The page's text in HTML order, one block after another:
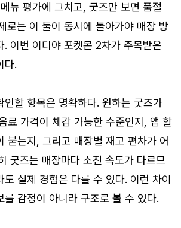
뉴 평가에 그치고, 굿즈만 보면 품절
로는 이 둘이 동시에 돌아가야 매장 방
. 이번 이디야 포켓몬 2차가 주목받은
다.
인할 항목은 명확하다. 원하는 굿즈가
료 가격이 체감 가능한 수준인지, 앱 할
붙는지, 그리고 매장별 재고 편차가 어
굿즈는 매장마다 소진 속도가 다르므
실제 경험은 다를 수 있다. 이런 차이
를 감정이 아니라 구조로 볼 수 있다.